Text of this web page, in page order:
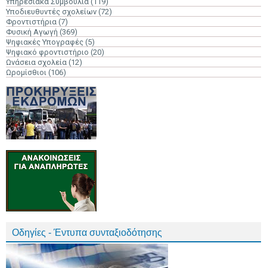
Υποδιευθυντές σχολείων (72)
Φροντιστήρια (7)
Φυσική Αγωγή (369)
Ψηφιακές Υπογραφές (5)
Ψηφιακό φροντιστήριο (20)
Ωνάσεια σχολεία (12)
Ωρομίσθιοι (106)
Οδηγίες - Έντυπα συνταξιοδότησης